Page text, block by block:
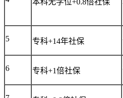
本科无学位+0.8倍社保
5 专科+14年社保
6 专科+1倍社保